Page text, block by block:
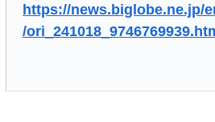
https://news.biglobe.ne.jp/
/